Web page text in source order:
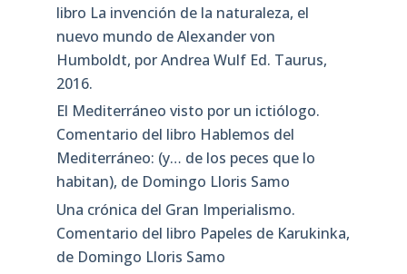
libro La invención de la naturaleza, el
nuevo mundo de Alexander von
Humboldt, por Andrea Wulf Ed. Taurus,
2016.
El Mediterráneo visto por un ictiólogo.
Comentario del libro Hablemos del
Mediterráneo: (y… de los peces que lo
habitan), de Domingo Lloris Samo
Una crónica del Gran Imperialismo.
Comentario del libro Papeles de Karukinka,
de Domingo Lloris Samo